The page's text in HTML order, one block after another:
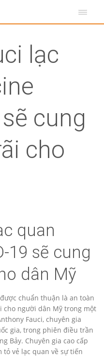
lạc
cung
cho
quan
19 sẽ cung
dân Mỹ
chuẩn thuận là an toàn
cho người dân Mỹ trong một
Fauci, chuyên gia
gia, trong phiên điều trần
Bảy. Chuyên gia cao cấp
vẻ lạc quan về sự tiến